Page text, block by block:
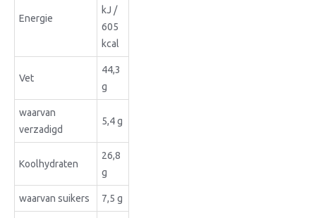
Energie
kJ /
605
kcal
Vet
44,3
g
waarvan
verzadigd
5,4 g
Koolhydraten
26,8
g
waarvan suikers 7,5 g